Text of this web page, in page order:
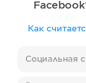
Как
Социальная